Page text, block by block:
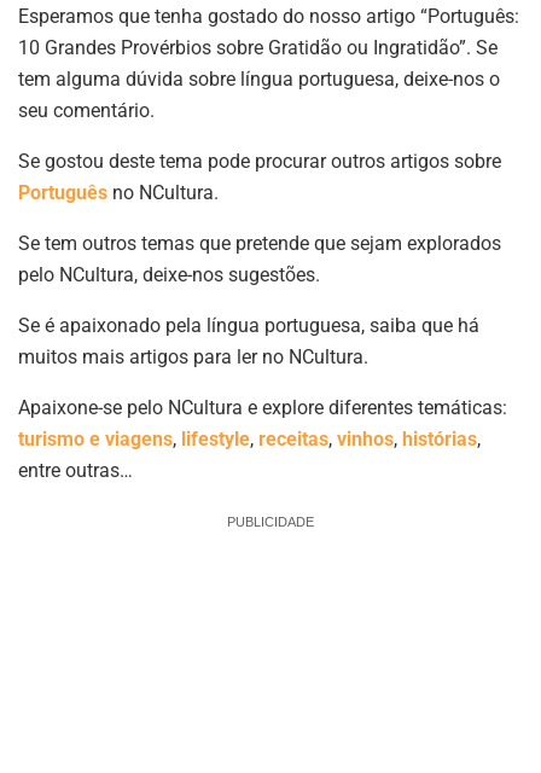
Esperamos que tenha gostado do nosso artigo “Português:
10 Grandes Provérbios sobre Gratidão ou Ingratidão”. Se
tem alguma dúvida sobre língua portuguesa, deixe-nos o
seu comentário.
Se gostou deste tema pode procurar outros artigos sobre
Português no NCultura.
Se tem outros temas que pretende que sejam explorados
pelo NCultura, deixe-nos sugestões.
Se é apaixonado pela língua portuguesa, saiba que há
muitos mais artigos para ler no NCultura.
Apaixone-se pelo NCultura e explore diferentes temáticas:
turismo e viagens, lifestyle, receitas, vinhos, histórias,
entre outras…
PUBLICIDADE